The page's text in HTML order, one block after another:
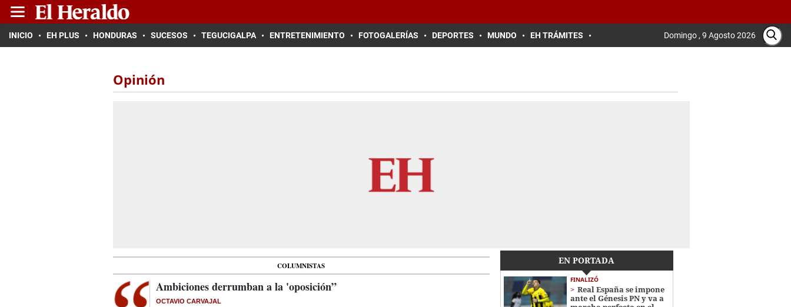
INICIO EH PLUS HONDURAS SUCESOS TEGUCIGALPA ENTRETENIMIENTO FOTOGALERÍAS DEPORTES MUNDO EH TRÁMITES Domingo , 9 Agosto 2026
Opinión
COLUMNISTAS
Ambiciones derrumban a la 'oposición”
OCTAVIO CARVAJAL
EN PORTADA
FINALIZÓ
Real España se impone
ante el Génesis PN y va a